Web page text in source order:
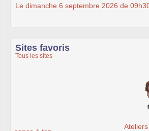
Le dimanche 6 septembre 2026 de
Sites favoris
Tous les sites
Ateliers du Libre à